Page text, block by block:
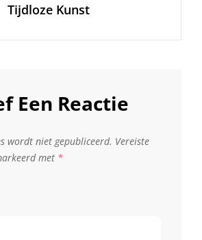
Tijdloze Kunst
Een Reactie
wordt niet gepubliceerd. Vereiste
met *